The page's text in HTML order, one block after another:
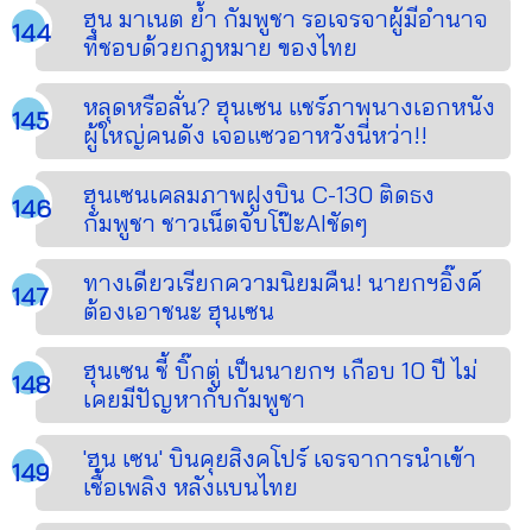
ฮุน มาเนต ย้ำ กัมพูชา รอเจรจาผู้มีอำนาจ
ที่ชอบด้วยกฎหมาย ของไทย
หลุดหรือลั่น? ฮุนเซน แชร์ภาพนางเอกหนัง
ผู้ใหญ่คนดัง เจอแซวอาหวังนี่หว่า!!
ฮุนเซนเคลมภาพฝูงบิน C-130 ติดธง
กัมพูชา ชาวเน็ตจับโป๊ะAIชัดๆ
ทางเดียวเรียกความนิยมคืน! นายกฯอิ๊งค์
ต้องเอาชนะ ฮุนเซน
ฮุนเซน ชี้ บิ๊กตู่ เป็นนายกฯ เกือบ 10 ปี ไม่
เคยมีปัญหากับกัมพูชา
'ฮุน เซน' บินคุยสิงคโปร์ เจรจาการนำเข้า
เชื้อเพลิง หลังแบนไทย